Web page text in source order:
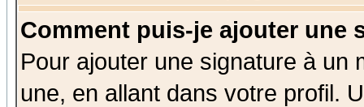
Comment puis-je ajouter une
Pour ajouter une signature à un
une, en allant dans votre profil.